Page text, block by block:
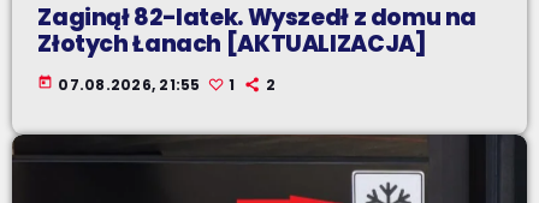
Zaginął 82-latek. Wyszedł z domu na
Złotych Łanach [AKTUALIZACJA]
today 07.08.2026, 21:55 1 2